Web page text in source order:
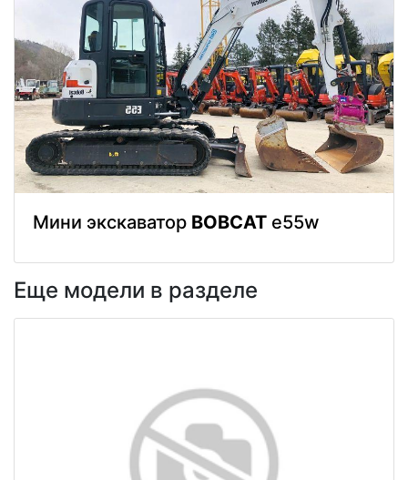
Мини экскаватор BOBCAT e55w
Еще модели в разделе